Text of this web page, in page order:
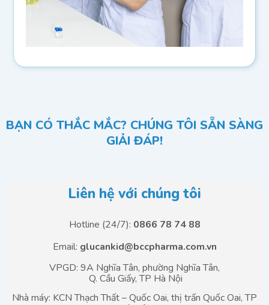
BẠN CÓ THẮC MẮC? CHÚNG TÔI SẴN SÀNG
GIẢI ĐÁP!
Liên hệ với chúng tôi
Hotline (24/7): 0866 78 74 88
Email: glucankid@bccpharma.com.vn
VPGD: 9A Nghĩa Tân, phường Nghĩa Tân,
Q. Cầu Giấy, TP Hà Nội
Nhà máy: KCN Thạch Thất – Quốc Oai, thị trấn Quốc Oai, TP